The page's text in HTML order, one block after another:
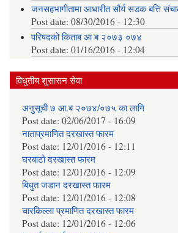
जनसहभागीतामा आधारीत सौर्य सडक बत्ति
Post date:08/30/2016 - 12:30
परिषदको किताब आ ब २०७३ ०७४
Post date:01/16/2016 - 12:04
विधुतीय शुसासन सेवा
अनुसूची ७ आ.ब २०७४/०७५ का लागि
Post date: 02/06/2017 - 16:09
नाताप्रमाणित दरखास्त फारम
Post date: 12/01/2016 - 12:11
घरबाटो दरखास्त फारम
Post date: 12/01/2016 - 12:09
बिधुत जडान दरखास्त फारम
Post date: 12/01/2016 - 12:08
चारकिल्ला प्रमाणित दरखास्त फारम
Post date: 12/01/2016 - 12:06